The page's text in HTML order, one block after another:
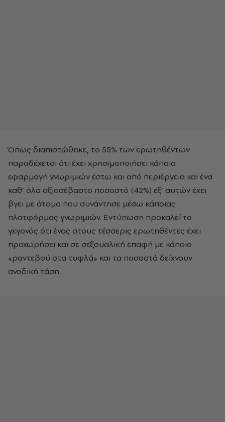
Όπως διαπιστώθηκε, το 55% των ερωτηθέντων
παραδέχεται ότι έχει χρησιμοποιήσει κάποια
εφαρμογή γνωριμιών έστω και από περιέργεια και ένα
καθ’ όλα αξιοσέβαστο ποσοστό (42%) εξ’ αυτών έχει
βγει με άτομο που συνάντησε μέσω κάποιας
πλατφόρμας γνωριμιών. Εντύπωση προκαλεί το
γεγονός ότι ένας στους τέσσερις ερωτηθέντες έχει
προχωρήσει και σε σεξουαλική επαφή με κάποιο
«ραντεβού στα τυφλά» και τα ποσοστά δείχνουν
ανοδική τάση.